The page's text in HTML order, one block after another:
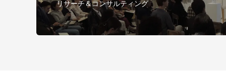
リサーチ＆コンサルティング